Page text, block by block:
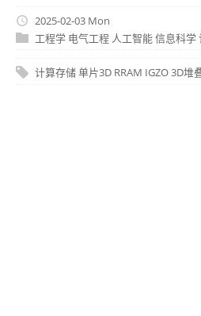
2025-02-03 Mon
工程学 电气工程 人工智能信息科学
计算存储单片3D RRAM IGZO3D堆